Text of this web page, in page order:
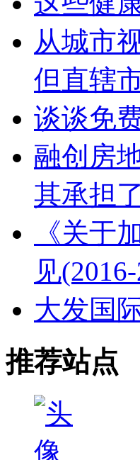
从城市
但直辖
谈谈免
融创房
其承担
《关于
见(2016-
大发国
推荐站点